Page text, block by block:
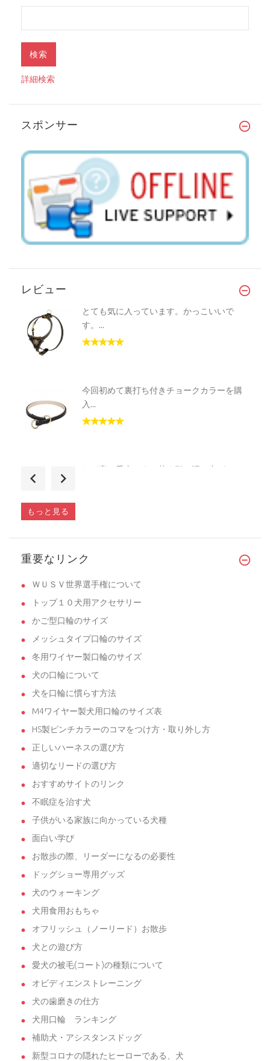
詳細検索
スポンサー
レビュー
とても気に入っています。かっこいいで
す。...
今回初めて裏打ち付きチョークカラーを購
入...
わが家の愛犬はまだ若く引っ張る力がとて
が...
もっと見る
重要なリンク
ＷＵＳＶ世界選手権について
トップ１０犬用アクセサリー
かご型口輪のサイズ
メッシュタイプ口輪のサイズ
冬用ワイヤー製口輪のサイズ
犬の口輪について
犬を口輪に慣らす方法
M4ワイヤー製犬用口輪のサイズ表
HS製ピンチカラーのコマをつけ方・取り外し方
正しいハーネスの選び方
適切なリードの選び方
おすすめサイトのリンク
不眠症を治す犬
子供がいる家族に向かっている犬種
面白い学び
お散歩の際、リーダーになるの必要性
ドッグショー専用グッズ
犬のウォーキング
犬用食用おもちゃ
オフリッシュ（ノーリード）お散歩
犬との遊び方
愛犬の被毛(コート)の種類について
オビディエンストレーニング
犬の歯磨きの仕方
犬用口輪 ランキング
補助犬・アシスタンスドッグ
新型コロナの隠れたヒーローである、犬